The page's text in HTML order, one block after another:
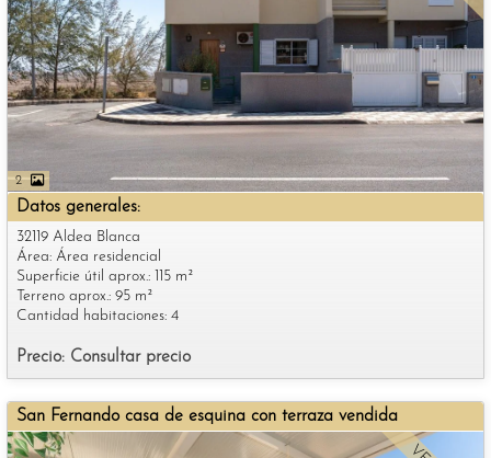
2
Datos generales:
32119 Aldea Blanca
Área: Área residencial
Precio: Consultar precio
Superficie útil aprox.: 115 m²
Terreno aprox.: 95 m²
Cantidad habitaciones: 4
San Fernando casa de esquina con terraza vendida